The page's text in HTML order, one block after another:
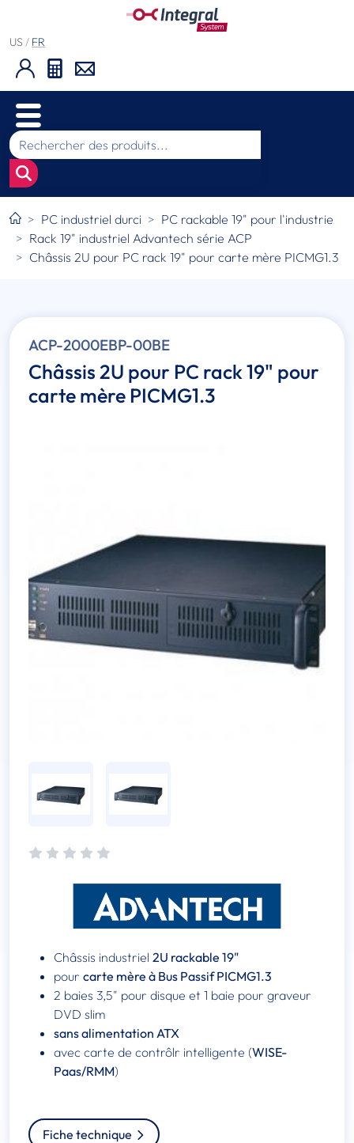
US / FR
PC industriel durci
PC rackable 19" pour l'industrie
Rack 19" industriel Advantech série ACP
Châssis 2U pour PC rack 19" pour carte mère PICMG1.3
ACP-2000EBP-00BE
Châssis 2U pour PC rack 19" pour
carte mère PICMG1.3
Châssis industriel 2U rackable 19"
pour carte mère à Bus Passif PICMG1.3
2 baies 3,5" pour disque et 1 baie pour graveur
DVD slim
sans alimentation ATX
avec carte de contrôlr intelligente (WISE-
Paas/RMM)
Fiche technique